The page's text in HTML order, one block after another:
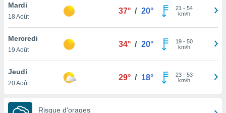
que
et que
Mardi
18 Août
37° / 20° 21 - 54
km/h
Mercredi
19 Août
34° / 20° 19- 50
km/h
Jeudi
20 Août
29° / 18° 23- 53
km/h
Risque d'orages